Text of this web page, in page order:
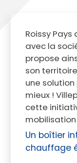
Roissy
avec la
propose
son
une
mieux !
cette
Un boîtier
chauffage